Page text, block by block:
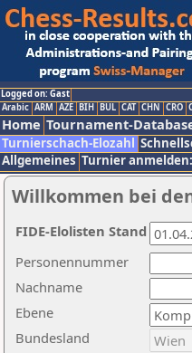
Logged on: Gast
Arabic ARM AZE BIH BUL CAT CHN CRO
Home Tournament-
Turnierschach-Elozahl
Allgemeines Turnier
Willkommen bei
Nachname
Ebene
Personennummer
Bundesland
FIDE-Elolisten Stand